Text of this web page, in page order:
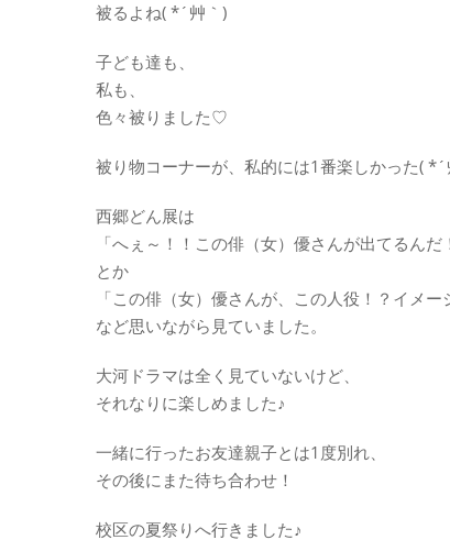
被るよね( *´艸｀)
子ども達も、
私も、
色々被りました♡
被り物コーナーが、私的には1番楽しかった( *´
西郷どん展は
「へぇ～！！この俳（女）優さんが出てるんだ
とか
「この俳（女）優さんが、この人役！？イメー
など思いながら見ていました。
大河ドラマは全く見ていないけど、
それなりに楽しめました♪
一緒に行ったお友達親子とは1度別れ、
その後にまた待ち合わせ！
校区の夏祭りへ行きました♪